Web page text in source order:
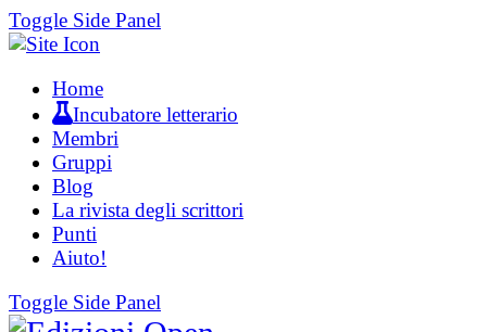
Toggle Side Panel
Home
Incubatore letterario
Membri
Gruppi
Blog
La rivista degli scrittori
Punti
Aiuto!
Toggle Side Panel